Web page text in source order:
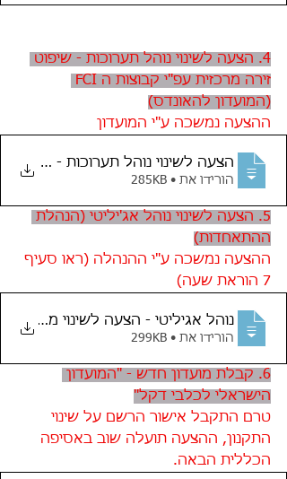
4. הצעה לשינוי נוהל תערוכות - שיפוט
(המועדון להאונדס)
ההצעה נמשכה ע"י המועדון
הצעה לשינוי נוהל תערוכות - החוג
הורידו את • 285KB
5. הצעה לשינוי נוהל אג'יליטי (הנהלת
ההתאחדות)
ההצעה נמשכה ע"י ההנהלה (ראו סעיף
7 הוראת שעה)
‏‏נוהל אגיליטי - הצעה לשינוי מאי 2021 -
הורידו את • 299KB
6. קבלת מועדון חדש - "המועדון
הישראלי לכלבי דקל"
טרם התקבל אישור הרשם על שינוי
התקנון, ההצעה תועלה שוב באסיפה
הכללית הבאה.